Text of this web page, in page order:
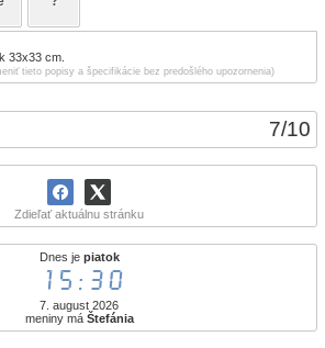
7/10
Zdieľať aktuálnu stránku
Dnes je piatok
15:30
7. august 2026
meniny má Štefánia
33x33 cm.
tieto popisy a špecifikácie bez predošlého upozornenia)